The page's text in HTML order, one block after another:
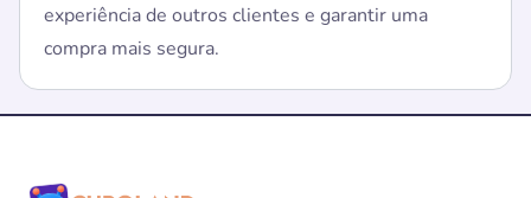
experiência de outros clientes e garantir uma
compra mais segura.